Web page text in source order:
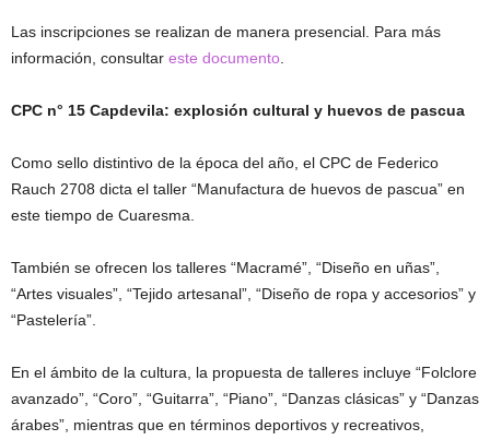
Las inscripciones se realizan de manera presencial. Para más
información, consultar este documento
CPC n° 15 Capdevila: explosión cultural y huevos de pascua
Como sello distintivo de la época del año, el CPC de Federico
Rauch 2708 dicta el taller “Manufactura de huevos de pascua” en
este tiempo de Cuaresma.
También se ofrecen los talleres “Macramé”, “Diseño en uñas”,
“Artes visuales”, “Tejido artesanal”, “Diseño de ropa y accesorios” y
“Pastelería”.
En el ámbito de la cultura, la propuesta de talleres incluye “Folclore
avanzado”, “Coro”, “Guitarra”, “Piano”, “Danzas clásicas” y “Danzas
árabes”, mientras que en términos deportivos y recreativos,